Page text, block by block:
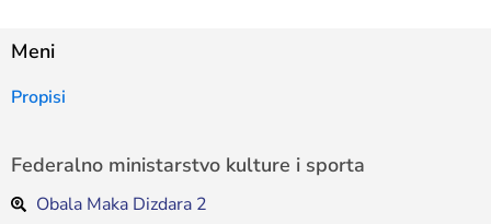
Meni
Propisi
Federalno ministarstvo kulture i sporta
Obala Maka Dizdara 2